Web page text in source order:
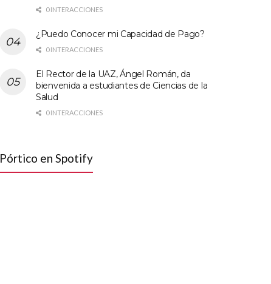
0 INTERACCIONES
¿Puedo Conocer mi Capacidad de Pago?
0 INTERACCIONES
El Rector de la UAZ, Ángel Román, da
bienvenida a estudiantes de Ciencias de la
Salud
0 INTERACCIONES
Pórtico en Spotify